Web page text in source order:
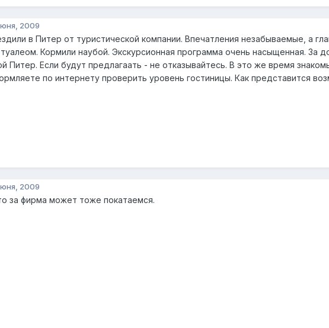
2009
в Питер от туристической компании. Впечатления незабываемые, а
Кормили наубой. Экскурсионная программа очень насыщенная. За
Питер. Если будут предлагаать - не отказывайтесь. В это же время
по интернету проверить уровень гостиницы. Как представится
2009
за фирма может тоже покатаемся.